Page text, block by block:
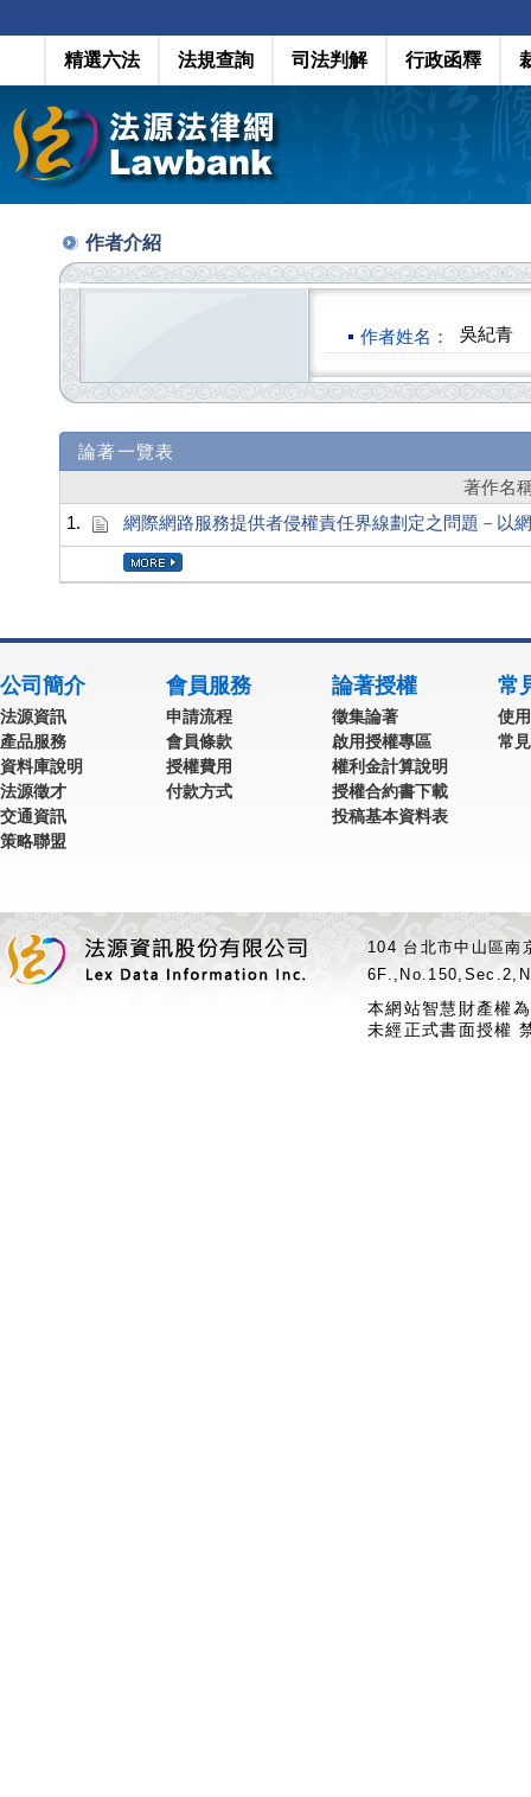
精選六法 法規查詢 司法判解 行政函釋
作者介紹
作者姓名： 吳紀青
論著一覽表
著作名
1.
網際網路服務提供者侵權責任界線劃定之問題－以
公司簡介
法源資訊
產品服務
資料庫說明
法源徵才
交通資訊
策略聯盟
會員服務
申請流程
會員條款
授權費用
付款方式
論著授權
徵集論著
啟用授權專區
權利金計算說明
授權合約書下載
投稿基本資料表
常
使
常
104 台北市中山區
本網站智慧財產權
未經正式書面授權